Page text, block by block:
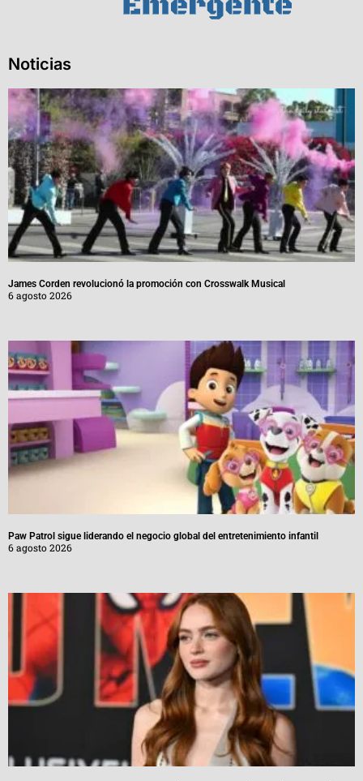
Noticias
James Corden revolucionó la promoción con Crosswalk Musical
6 agosto 2026
Paw Patrol sigue liderando el negocio global del entretenimiento infantil
6 agosto 2026